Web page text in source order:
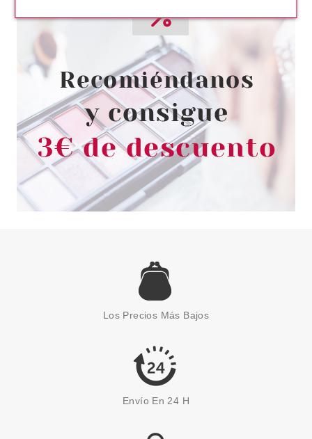
ASTOR MONO COUTURE
CURACAO BLUE 830
-78%
desde
0.65€
ASTOR
ASTOR COLOR VISION EYE
PALETTE 110 LUXURY
1.39€
Los Precios Más Bajos
Envío En 24 H